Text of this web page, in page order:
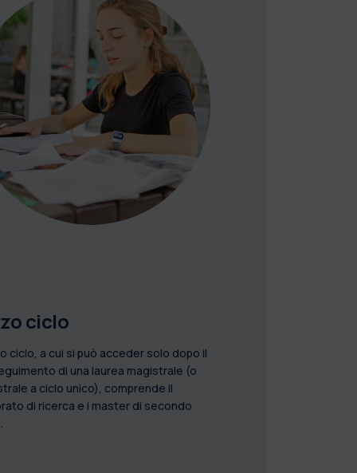
ciclo
ciclo, a cui si può acceder solo dopo il
di una laurea magistrale (o
a ciclo unico), comprende il
di ricerca e i master di secondo